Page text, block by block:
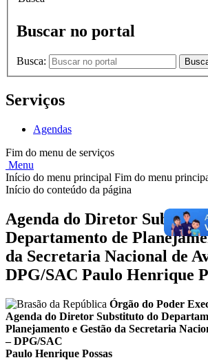
Buscar no portal
Busca:
Serviços
Agendas
Fim do menu de serviços
Menu
Início do menu principal Fim do menu
Início do conteúdo da página
Agenda do Diretor
Departamento de
da Secretaria Nacional de
DPG/SAC Paulo Henrique
Órgão do Poder
Agenda do Diretor Substituto do
Planejamento e Gestão da Secretaria
– DPG/SAC
Paulo Henrique Possas